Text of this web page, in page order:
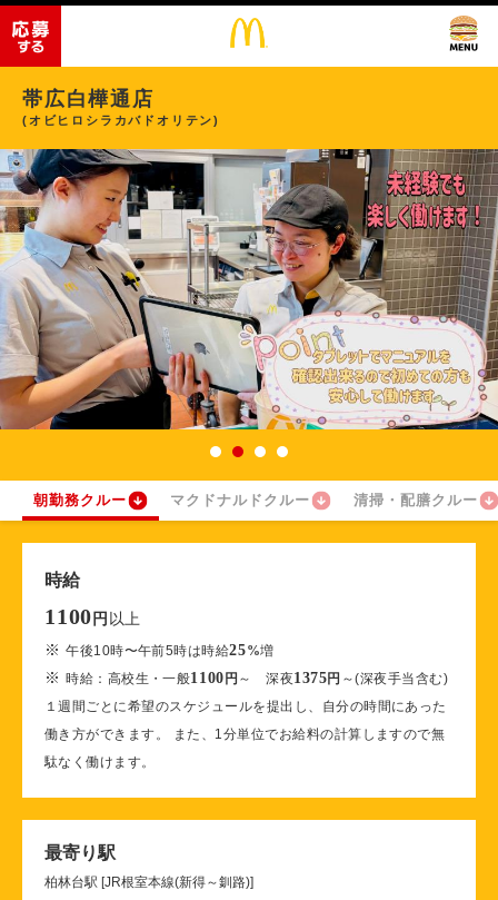
帯広白樺通店
(オビヒロシラカバドオリテン)
朝勤務クルー マクドナルドクルー 清掃・配膳クルー
時給
1100 円 以上
※午後10時〜午前5時は時給25%増
※時給：高校生・一般1100円 ～ 深夜1375円 ～(深夜手当含む)
１週間ごとに希望のスケジュールを提出し、自分の時間にあった
働き方ができます。 また、1分単位でお給料の計算しますので無
駄なく働けます。
最寄り駅
柏林台駅 [JR根室本線(新得～釧路)]